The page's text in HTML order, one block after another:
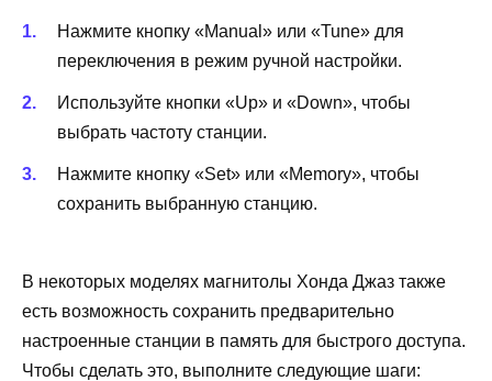
Нажмите кнопку «Manual» или «Tune» для
переключения в режим ручной настройки.
Используйте кнопки «Up» и «Down», чтобы
выбрать частоту станции.
Нажмите кнопку «Set» или «Memory», чтобы
сохранить выбранную станцию.
В некоторых моделях магнитолы Хонда Джаз также
есть возможность сохранить предварительно
настроенные станции в память для быстрого доступа.
Чтобы сделать это, выполните следующие шаги: